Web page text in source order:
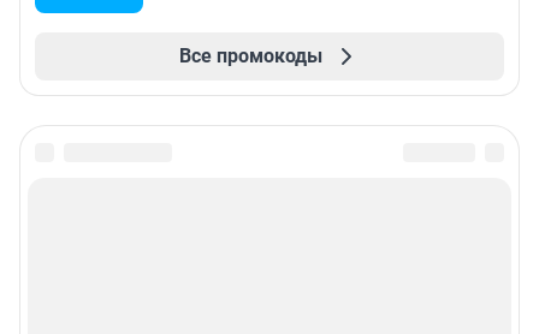
Все промокоды